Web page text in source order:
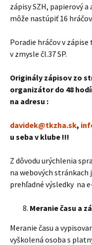
zápisy SZH, papierový
môže nastúpiť 16 hráčov.
Poradie hráčov v
v zmysle čl.37 SP.
Originály zápisov zo
organizátor do 48
na adresu :
davidek@tkzha.sk,
u seba v klube !!!
Z dôvodu urýchlenia
na webových stránkach
prehľadné výsledky na
Meranie času a
Meranie času a
vyškolená osoba s